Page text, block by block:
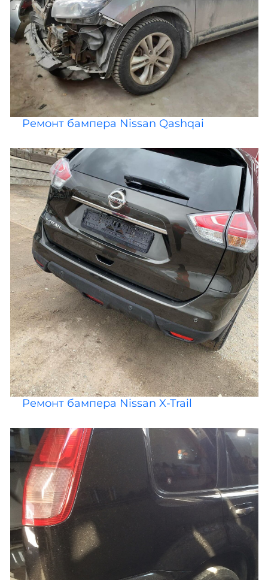
Ремонт бампера Nissan Qashqai
Ремонт бампера Nissan X-Trail